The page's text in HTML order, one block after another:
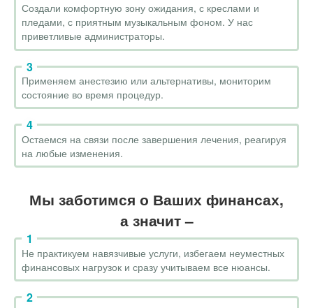
Создали комфортную зону ожидания, с креслами и
пледами, с приятным музыкальным фоном. У нас
приветливые администраторы.
Применяем анестезию или альтернативы, мониторим
состояние во время процедур.
Остаемся на связи после завершения лечения, реагируя
на любые изменения.
Мы заботимся о Ваших финансах,
а значит –
Не практикуем навязчивые услуги, избегаем неуместных
финансовых нагрузок и сразу учитываем все нюансы.